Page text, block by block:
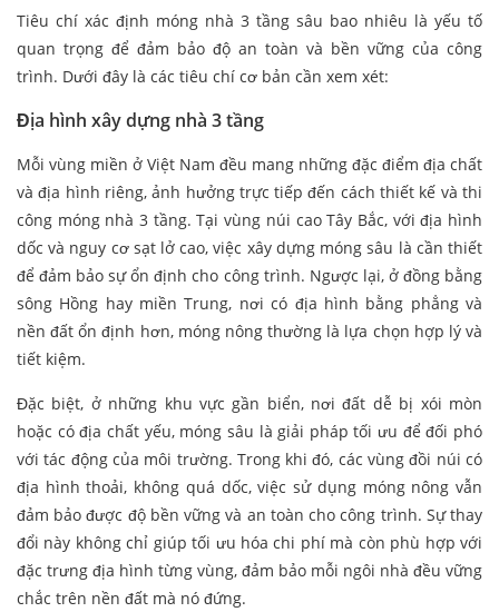
Tiêu chí xác định móng nhà 3 tầng sâu bao nhiêu là yếu tố
quan trọng để đảm bảo độ an toàn và bền vững của công
trình. Dưới đây là các tiêu chí cơ bản cần xem xét:
Địa hình xây dựng nhà 3 tầng
Mỗi vùng miền ở Việt Nam đều mang những đặc điểm địa chất
và địa hình riêng, ảnh hưởng trực tiếp đến cách thiết kế và thi
công móng nhà 3 tầng. Tại vùng núi cao Tây Bắc, với địa hình
dốc và nguy cơ sạt lở cao, việc xây dựng móng sâu là cần thiết
để đảm bảo sự ổn định cho công trình. Ngược lại, ở đồng bằng
sông Hồng hay miền Trung, nơi có địa hình bằng phẳng và
nền đất ổn định hơn, móng nông thường là lựa chọn hợp lý và
tiết kiệm.
Đặc biệt, ở những khu vực gần biển, nơi đất dễ bị xói mòn
hoặc có địa chất yếu, móng sâu là giải pháp tối ưu để đối phó
với tác động của môi trường. Trong khi đó, các vùng đồi núi có
địa hình thoải, không quá dốc, việc sử dụng móng nông vẫn
đảm bảo được độ bền vững và an toàn cho công trình. Sự thay
đổi này không chỉ giúp tối ưu hóa chi phí mà còn phù hợp với
đặc trưng địa hình từng vùng, đảm bảo mỗi ngôi nhà đều vững
chắc trên nền đất mà nó đứng.